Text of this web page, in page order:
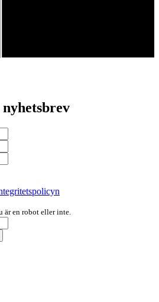
är en robot eller inte.